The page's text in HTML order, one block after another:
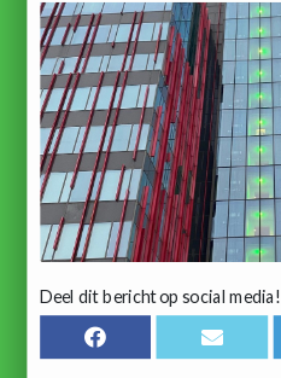
Deel dit bericht op social media!